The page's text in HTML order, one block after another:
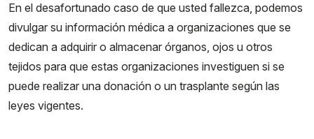
En el desafortunado caso de que usted fallezca, podemos
divulgar su información médica a organizaciones que se
dedican a adquirir o almacenar órganos, ojos u otros
tejidos para que estas organizaciones investiguen si se
puede realizar una donación o un trasplante según las
leyes vigentes.